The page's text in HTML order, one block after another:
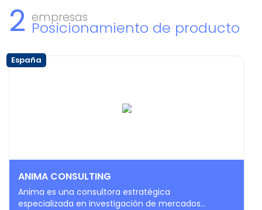
2 empresas
Posicionamiento de producto
España
ANIMA CONSULTING
Anima es una consultora estratégica
especializada en investigación de mercados...